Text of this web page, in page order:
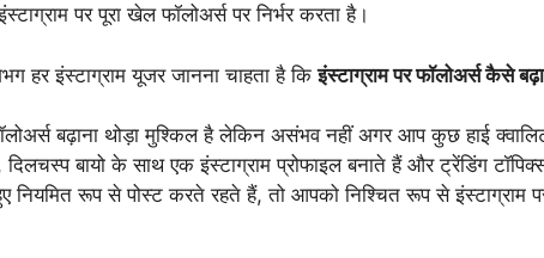
पर पूरा खेल फॉलोअर्स पर निर्भर करता है।
हर इंस्टाग्राम यूजर जानना चाहता है किइंस्टाग्राम पर फॉलोअर्स कैसे
बढ़ाना थोड़ा मुश्किल है लेकिन असंभव नहीं अगर आप कुछ हाई
बायो के साथ एक इंस्टाग्राम प्रोफाइल बनाते हैं और ट्रेंडिंग
नियमित रूप से पोस्ट करते रहते हैं, तो आपको निश्चित रूप से इंस्टाग्राम